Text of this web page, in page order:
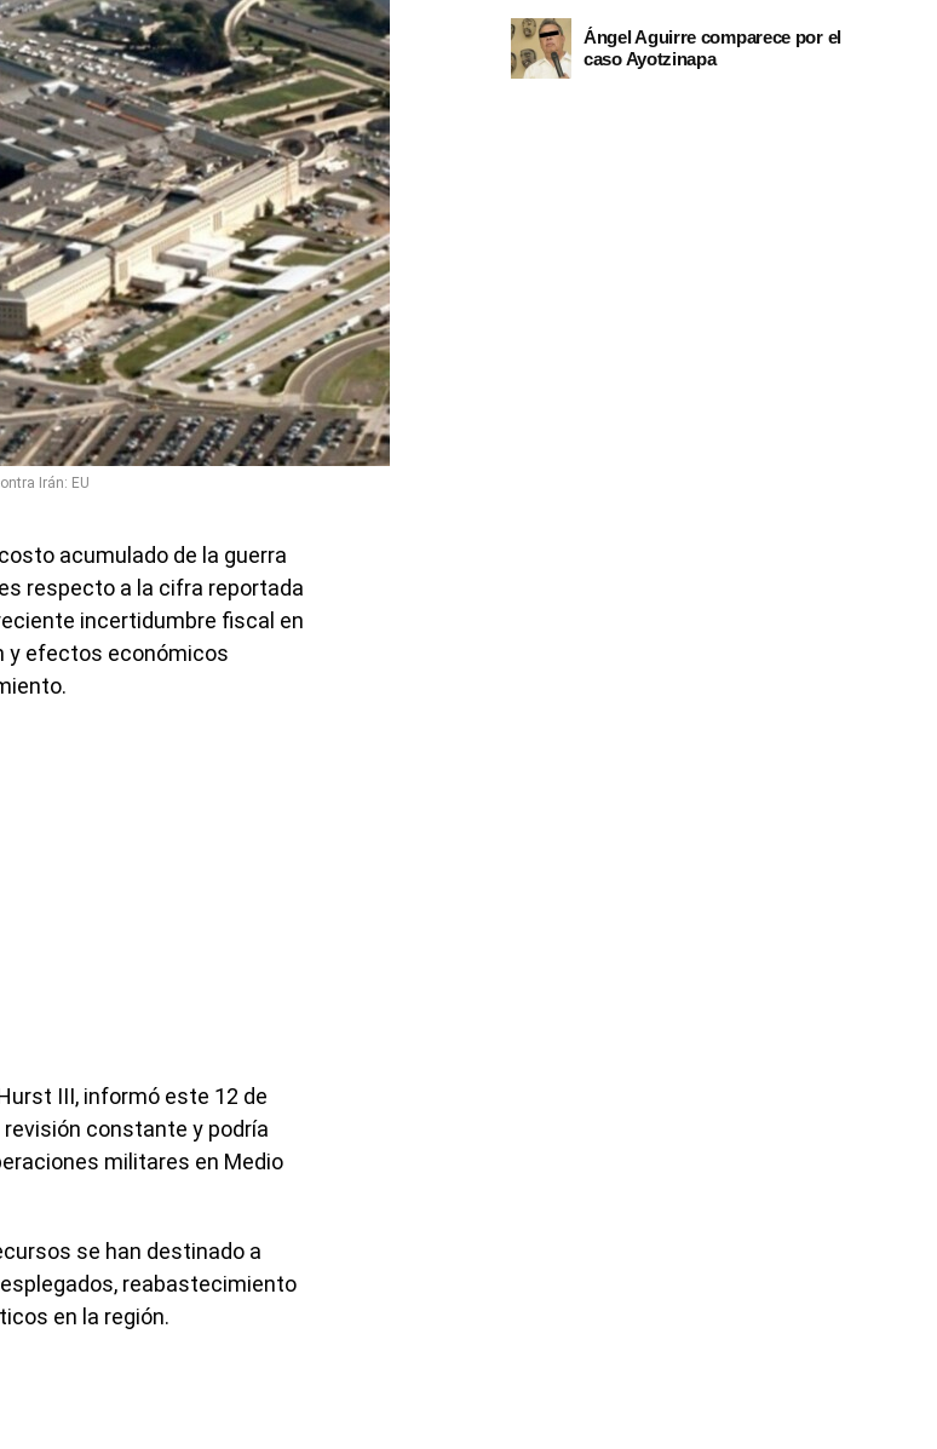
Irán: EU
acumulado de la guerra
respecto a la cifra reportada
incertidumbre fiscal en
y efectos económicos
III, informó este 12 de
constante y podría
militares en Medio
se han destinado a
reabastecimiento
en la región.
Ángel Aguirre comparece por el
caso Ayotzinapa